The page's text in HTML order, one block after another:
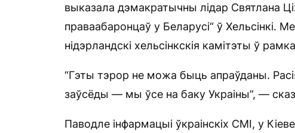
выказала дэмакратычны лідар Святлана
праваабаронцаў у Беларусі“ ў Хельсінкі.
нідэрландскі хельсінкскія камітэты ў
“Гэты тэрор не можа быць апраўданы.
заўсёды — мы ўсе на баку Украіны”, —
Паводле інфармацыі ўкраінскіх СМІ, у